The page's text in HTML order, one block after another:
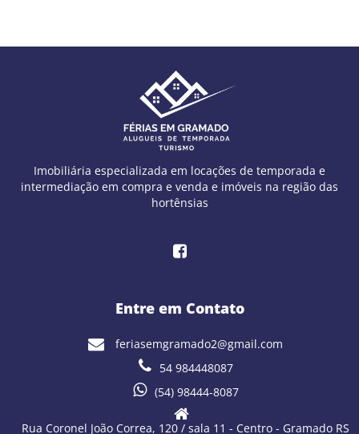
Imobiliária especializada em locações de temporada e
intermediação em compra e venda e imóveis na região das
hortênsias
Entre em Contato
feriasemgramado2@gmail.com
54 984448087
(54) 98444-8087
Rua Coronel João Correa, 120 / sala 11 - Centro - Gramado RS